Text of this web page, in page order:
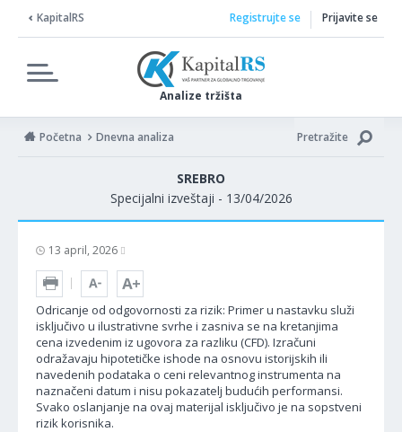
KapitalRS
Analize tržišta
Registrujte se Prijavite se
Početna Dnevna analiza Pretražite
SREBRO
Specijalni izveštaji - 13/04/2026
13 april, 2026
Odricanje od odgovornosti za rizik: Primer u nastavku služi
isključivo u ilustrativne svrhe i zasniva se na kretanjima
cena izvedenim iz ugovora za razliku (CFD). Izračuni
odražavaju hipotetičke ishode na osnovu istorijskih ili
navedenih podataka o ceni relevantnog instrumenta na
naznačeni datum i nisu pokazatelj budućih performansi.
Svako oslanjanje na ovaj materijal isključivo je na sopstveni
rizik korisnika.